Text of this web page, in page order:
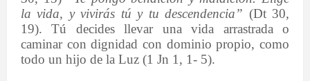
la vida, y vivirás tú y tu descendencia” (Dt 30,
19). Tú decides llevar una vida arrastrada o
caminar con dignidad con dominio propio, como
todo un hijo de la Luz (1 Jn 1, 1- 5).